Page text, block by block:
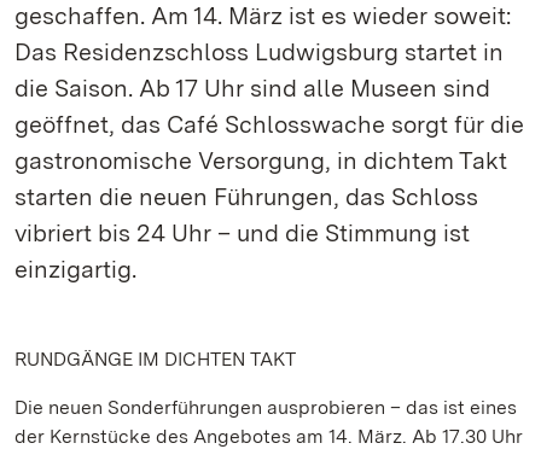
geschaffen. Am 14. März ist es wieder soweit:
Das Residenzschloss Ludwigsburg startet in
die Saison. Ab 17 Uhr sind alle Museen sind
geöffnet, das Café Schlosswache sorgt für die
gastronomische Versorgung, in dichtem Takt
starten die neuen Führungen, das Schloss
vibriert bis 24 Uhr – und die Stimmung ist
einzigartig.
RUNDGÄNGE IM DICHTEN TAKT
Die neuen Sonderführungen ausprobieren – das ist eines
der Kernstücke des Angebotes am 14. März. Ab 17.30 Uhr